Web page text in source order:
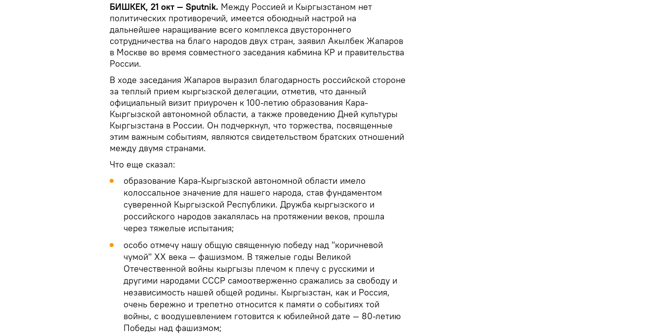
БИШКЕК, 21 окт — Sputnik. Между Россией и Кыргызстаном нет
политических противоречий, имеется обоюдный настрой на
дальнейшее наращивание всего комплекса двустороннего
сотрудничества на благо народов двух стран, заявил Акылбек Жапаров
в Москве во время совместного заседания кабмина КР и правительства
России.
В ходе заседания Жапаров выразил благодарность российской стороне
за теплый прием кыргызской делегации, отметив, что данный
официальный визит приурочен к 100-летию образования Кара-
Кыргызской автономной области, а также проведению Дней культуры
Кыргызстана в России. Он подчеркнул, что торжества, посвященные
этим важным событиям, являются свидетельством братских отношений
между двумя странами.
Что еще сказал:
образование Кара-Кыргызской автономной области имело
колоссальное значение для нашего народа, став фундаментом
суверенной Кыргызской Республики. Дружба кыргызского и
российского народов закалялась на протяжении веков, прошла
через тяжелые испытания;
особо отмечу нашу общую священную победу над "коричневой
чумой" XX века — фашизмом. В тяжелые годы Великой
Отечественной войны кыргызы плечом к плечу с русскими и
другими народами СССР самоотверженно сражались за свободу и
независимость нашей общей родины. Кыргызстан, как и Россия,
очень бережно и трепетно относится к памяти о событиях той
войны, с воодушевлением готовится к юбилейной дате — 80-летию
Победы над фашизмом;